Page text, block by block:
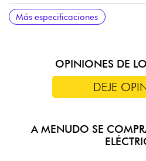
Anchura del mástil 1er traste 1.72"
Pastillas humbucker de doble
Antiquity
Volumen y tono
Puente Eastman ajustable de ébano
Cordal Eastman SD 90 Relic
Clavijas de afinación Gotoh Relic
Potenciómetros Linear Taper de
Conector jack Switchcraft
Se vende con estuche rígido
Más especificaciones
OPINIONES DE
DEJE
A MENUDO SE